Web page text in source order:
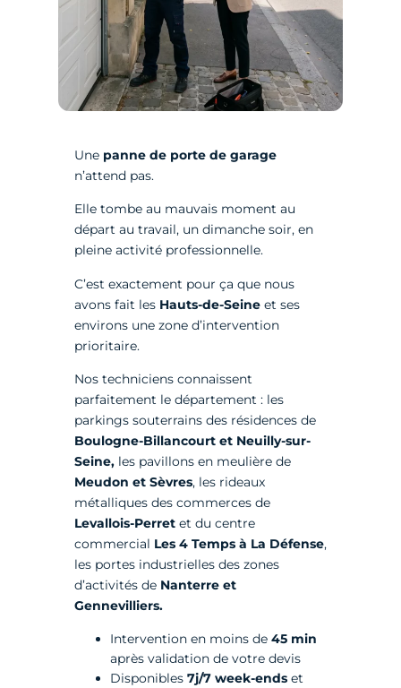
Une panne de porte de garage
n’attend pas.
Elle tombe au mauvais moment au
départ au travail, un dimanche soir, en
pleine activité professionnelle.
C’est exactement pour ça que nous
avons fait les Hauts-de-Seine et ses
environs une zone d’intervention
prioritaire.
Nos techniciens connaissent
parfaitement le département : les
parkings souterrains des résidences de
Boulogne-Billancourt et Neuilly-sur-
Seine,les pavillons en meulière de
Meudon et Sèvres, les rideaux
métalliques des commerces de
Levallois-Perretet du centre
commercial Les 4 Temps à La Défense,
les portes industrielles des zones
d’activités de Nanterre et
Gennevilliers.
Intervention en moins de 45 min
après validation de votre devis
Disponibles7j/7 week-endset